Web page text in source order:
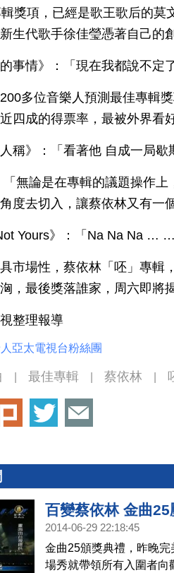
獎項，已經是歌王歌后的莫
生代歌手徐佳瑩憑著自己的
事情》：「現在我都說不定
多位音樂人預測最佳專輯
四成的得票率，最被外界看好
稱》：「看著他 自成一局歇
無論是在專輯的議題操作
度去切入，讓蔡依林又有一
Yours》：「Na Na Na … …
市場性，蔡依林「呸」專輯
，最後獎落誰家，周六即將揭
整理報導
亞太電視台粉絲團
最佳專輯 蔡依林
百變蔡依林 金曲25
2014-06-29 22:18:45
金曲25頒獎典禮，昨晚
場秀就帶領所有入圍者向